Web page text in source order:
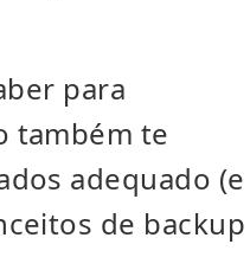
para
também te
adequado (e
de backup